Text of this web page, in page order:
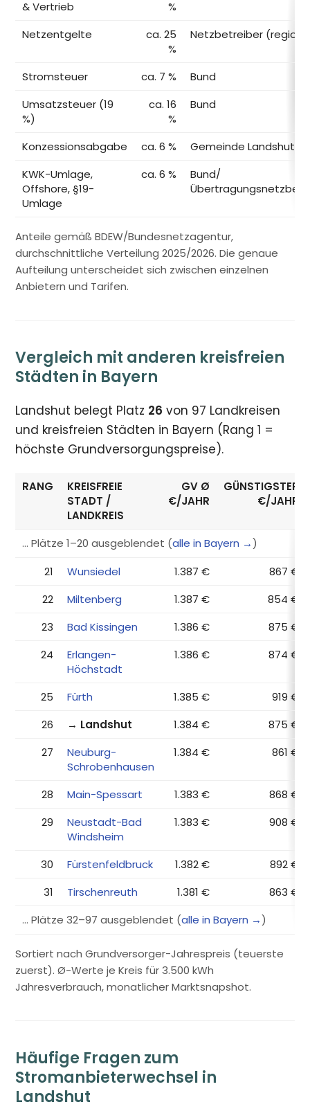
& Vertrieb
%
Netzentgelte
ca. 25
%
Netzbetreiber
Stromsteuer ca. 7 %
Bund
Umsatzsteuer (19
%)
ca. 16
%
Bund
Konzessionsabgabe ca. 6 %
Gemeinde Landshut
KWK-Umlage,
Offshore, §19-
Umlage
ca. 6 %
Bund/
Anteile gemäß BDEW/Bundesnetzagentur,
durchschnittliche Verteilung 2025/2026. Die genaue
Aufteilung unterscheidet sich zwischen einzelnen
Anbietern und Tarifen.
Vergleich mit anderen kreisfreien
Städten in Bayern
Landshut belegt Platz 26 von 97 Landkreisen
und kreisfreien Städten in Bayern (Rang 1 =
höchste Grundversorgungspreise).
RANG
KREISFREIE
STADT /
LANDKREIS
GV Ø
€/JAHR
GÜNSTIGSTER
€/JAHR
… Plätze 1–20 ausgeblendet (alle in Bayern →)
21
Wunsiedel 1.387 €
867 €
22
Miltenberg 1.387 €
854 €
23
Bad Kissingen 1.386 €
875 €
24
Erlangen-
Höchstadt
1.386 € 874 €
25 Fürth 1.385 €
919 €
26
→ Landshut 1.384 €
875 €
27
Neuburg-
Schrobenhausen
1.384 € 861 €
28 Main-Spessart 1.383 €
868 €
29
Neustadt-Bad
Windsheim
1.383 € 908 €
30 Fürstenfeldbruck 1.382 €
892 €
31
Tirschenreuth 1.381 €
863 €
… Plätze 32–97 ausgeblendet (alle in Bayern →)
Sortiert nach Grundversorger-Jahrespreis (teuerste
zuerst). Ø-Werte je Kreis für 3.500 kWh
Jahresverbrauch, monatlicher Marktsnapshot.
Häufige Fragen zum
Stromanbieterwechsel in
Landshut